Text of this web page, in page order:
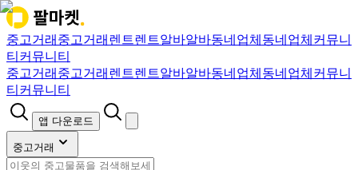
중고거래 중고거래 렌트렌트알바알바동네업체 동네업체 커뮤니
티 커뮤니티
중고거래 중고거래 렌트렌트알바알바동네업체 동네업체 커뮤니
티 커뮤니티
앱 다운로드
중고거래